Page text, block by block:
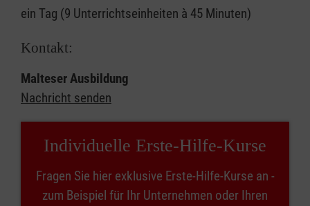
ein Tag (9 Unterrichtseinheiten à 45 Minuten)
Kontakt:
Malteser Ausbildung
Nachricht senden
Individuelle Erste-Hilfe-Kurse
Fragen Sie hier exklusive Erste-Hilfe-Kurse an -
zum Beispiel für Ihr Unternehmen oder Ihren